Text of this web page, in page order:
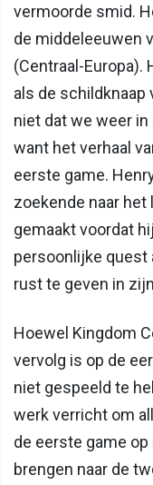
vermoorde smid.
de middeleeuwen
(Centraal-
als de schildknaap
niet dat we weer
want het verhaal
eerste game.
zoekende naar het
gemaakt voordat
persoonlijke quest
rust te geven in
Hoewel Kingdom
vervolg is op de
niet gespeeld te
werk verricht om
de eerste game
brengen naar de